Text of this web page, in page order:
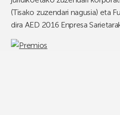
(Tisako zuzendari nagusia) eta
dira AED 2016 Enpresa